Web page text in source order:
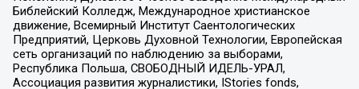
Библейский Колледж, Международное христианское
движение, Всемирный Институт Саентологических
Предприятий, Церковь Духовной Технологии, Европейская
сеть организаций по наблюдению за выборами,
Республика Польша, СВОБОДНЫЙ ИДЕЛЬ-УРАЛ,
Ассоциация развития журналистики, IStories fonds,